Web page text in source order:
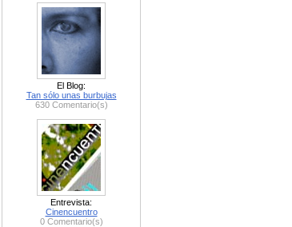
El Blog:
Tan sólo unas burbujas
630 Comentario(s)
Entrevista:
Cinencuentro
0 Comentario(s)